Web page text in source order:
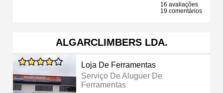
16 avaliações
19 comentários
ALGARCLIMBERS LDA.
Loja De Ferramentas
Serviço De Aluguer De
Ferramentas